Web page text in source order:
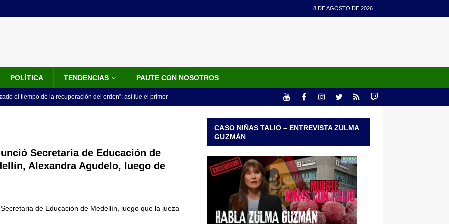
8 DE AGOSTO DE 2026
POLÍTICA TENDENCIAS PAUTE CON NOSOTROS
el tiempo de la recuperación del orden”: así fue el primer
la Espriella ya es presidente de Colombia: recibió la banda
LO ÚLTIMO
posesión de Abelardo De La Espriella: recibirá la banda presidencial
en el Cantón Pichincha
Secretaria de Educación de
Alexandra Agudelo, luego de
de Educación de Medellín, luego que la jueza
CASO NIÑAS TALIO – ENTREVISTA ZULMA
GUZMÁN